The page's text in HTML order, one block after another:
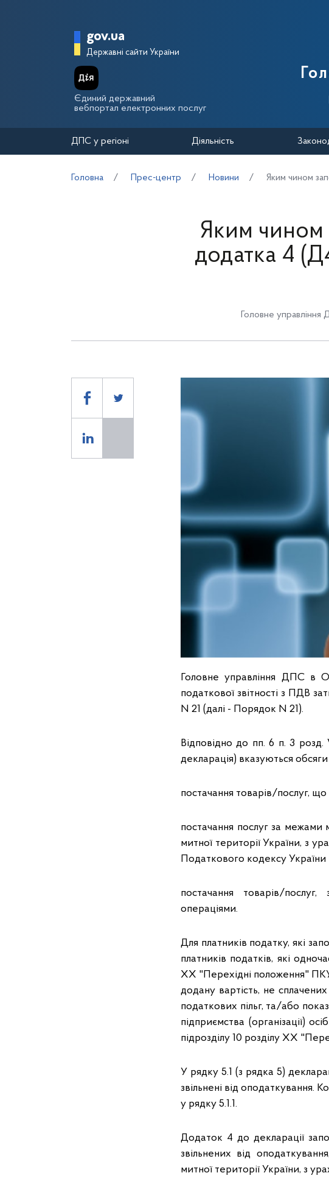
Головна сторінка Державної
gov.ua
Державні сайти України
Єдиний державний
вебпортал електронних послуг
ДПС у регіоні Діяльність
Головна Прес-центр Новини Яким чином
Яким чином
додатка 4
Головне
Головне управління ДПС в
податкової звітності з ПДВ
N 21 (далі - Порядок N 21).
Відповідно до пп. 6 п. 3
декларація) вказуються
постачання товарів/послуг,
постачання послуг за межами
митної території України, з
Податкового кодексу України
постачання товарів/
операціями.
Для платників податку, які
платників податків, які
XX "Перехідні положення"
додану вартість, не
податкових пільг, та/або
підприємства (організації)
підрозділу 10 розділу XX
У рядку 5.1 (з рядка 5)
звільнені від оподаткування.
у рядку 5.1.1.
Додаток 4 до декларації
звільнених від
митної території України, з